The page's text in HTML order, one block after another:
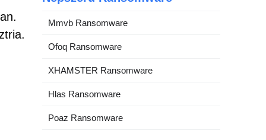
Mmvb Ransomware
Ofoq Ransomware
XHAMSTER Ransomware
Hlas Ransomware
Poaz Ransomware